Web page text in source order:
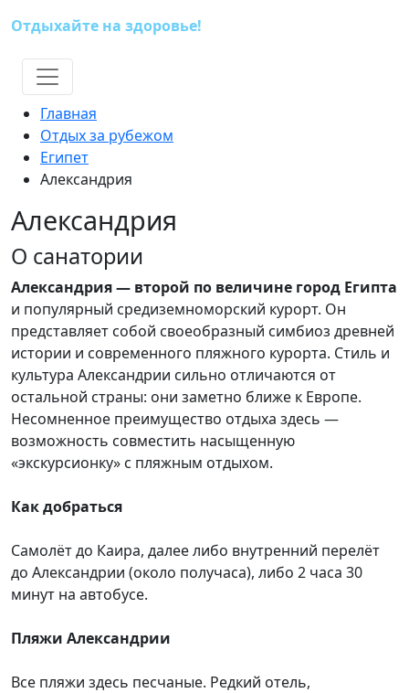
Отдыхайте на здоровье!
Главная
Отдых за рубежом
Египет
Александрия
Александрия
О санатории
Александрия — второй по величине город Египта
и популярный средиземноморский курорт. Он
представляет собой своеобразный симбиоз древней
истории и современного пляжного курорта. Стиль и
культура Александрии сильно отличаются от
остальной страны: они заметно ближе к Европе.
Несомненное преимущество отдыха здесь —
возможность совместить насыщенную
«экскурсионку» с пляжным отдыхом.
Как добраться
Самолёт до Каира, далее либо внутренний перелёт
до Александрии (около получаса), либо 2 часа 30
минут на автобусе.
Пляжи Александрии
Все пляжи здесь песчаные. Редкий отель,